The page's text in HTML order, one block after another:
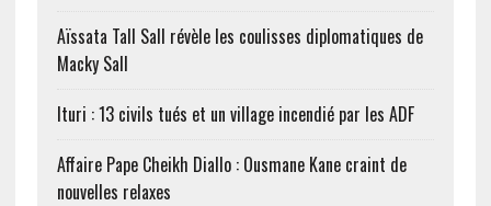
Aïssata Tall Sall révèle les coulisses diplomatiques de
Macky Sall
Ituri : 13 civils tués et un village incendié par les ADF
Affaire Pape Cheikh Diallo : Ousmane Kane craint de
nouvelles relaxes